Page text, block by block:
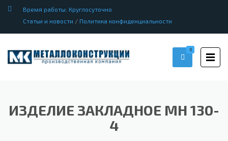
Время работы: Круглосуточно
Статьи и новости / Политика конфиденциальности
0
ИЗДЕЛИЕ ЗАКЛАДНОЕ МН 130-
4